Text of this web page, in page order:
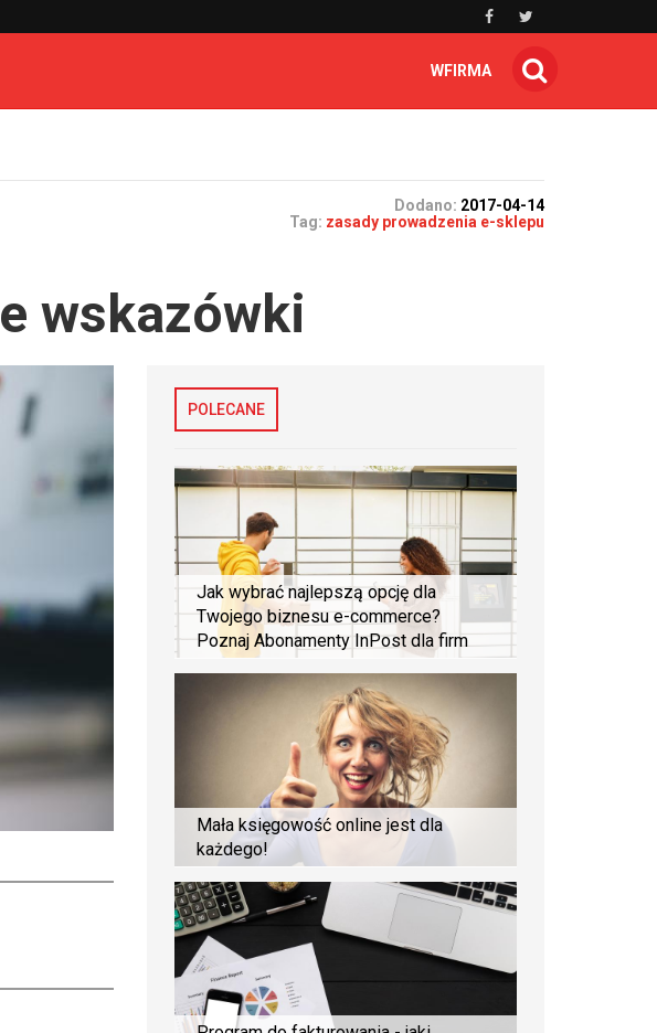
WFIRMA
Dodano: 2017-04-14
Tag: zasady prowadzenia e-sklepu
wskazówki
POLECANE
Jak wybrać najlepszą opcję dla
Twojego biznesu e-commerce?
Poznaj Abonamenty InPost dla firm
Mała księgowość online jest dla
każdego!